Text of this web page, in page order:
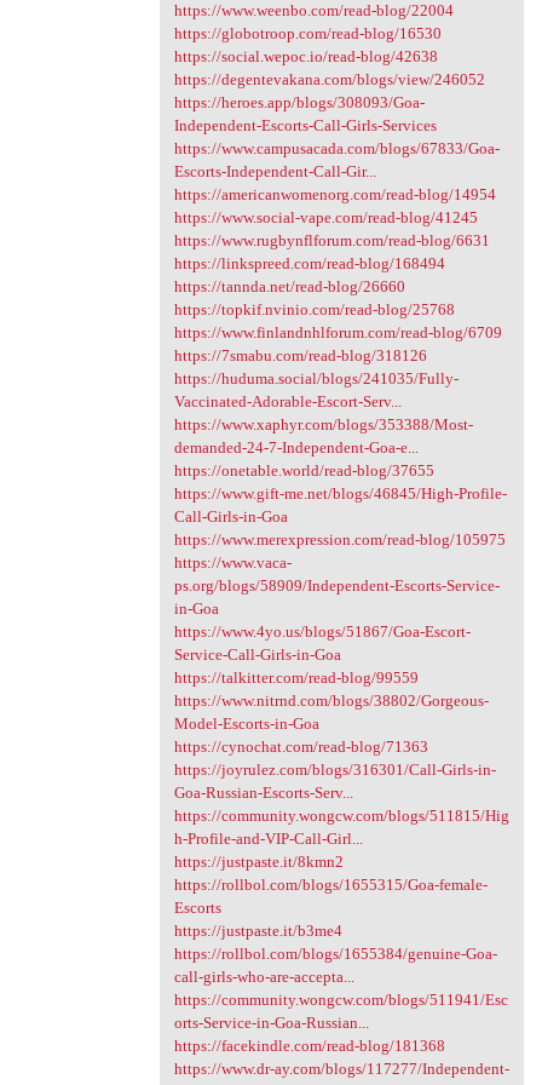
https://www.weenbo.com/read-blog/22004
https://globotroop.com/read-blog/16530
https://social.wepoc.io/read-blog/42638
https://degentevakana.com/blogs/view/246052
https://heroes.app/blogs/308093/Goa-
Independent-Escorts-Call-Girls-Services
https://www.campusacada.com/blogs/67833/Goa-
Escorts-Independent-Call-Gir...
https://americanwomenorg.com/read-blog/14954
https://www.social-vape.com/read-blog/41245
https://www.rugbynflforum.com/read-blog/6631
https://linkspreed.com/read-blog/168494
https://tannda.net/read-blog/26660
https://topkif.nvinio.com/read-blog/25768
https://www.finlandnhlforum.com/read-blog/6709
https://7smabu.com/read-blog/318126
https://huduma.social/blogs/241035/Fully-
Vaccinated-Adorable-Escort-Serv...
https://www.xaphyr.com/blogs/353388/Most-
demanded-24-7-Independent-Goa-e...
https://onetable.world/read-blog/37655
https://www.gift-me.net/blogs/46845/High-Profile-
Call-Girls-in-Goa
https://www.merexpression.com/read-blog/105975
https://www.vaca-
ps.org/blogs/58909/Independent-Escorts-Service-
in-Goa
https://www.4yo.us/blogs/51867/Goa-Escort-
Service-Call-Girls-in-Goa
https://talkitter.com/read-blog/99559
https://www.nitrnd.com/blogs/38802/Gorgeous-
Model-Escorts-in-Goa
https://cynochat.com/read-blog/71363
https://joyrulez.com/blogs/316301/Call-Girls-in-
Goa-Russian-Escorts-Serv...
https://community.wongcw.com/blogs/511815/Hig
h-Profile-and-VIP-Call-Girl...
https://justpaste.it/8kmn2
https://rollbol.com/blogs/1655315/Goa-female-
Escorts
https://justpaste.it/b3me4
https://rollbol.com/blogs/1655384/genuine-Goa-
call-girls-who-are-accepta...
https://community.wongcw.com/blogs/511941/Esc
orts-Service-in-Goa-Russian...
https://facekindle.com/read-blog/181368
https://www.dr-ay.com/blogs/117277/Independent-